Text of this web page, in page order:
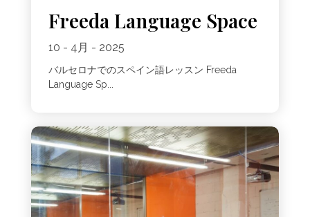
Freeda Language Space
10 - 4月 - 2025
バルセロナでのスペイン語レッスン Freeda
Language Sp...